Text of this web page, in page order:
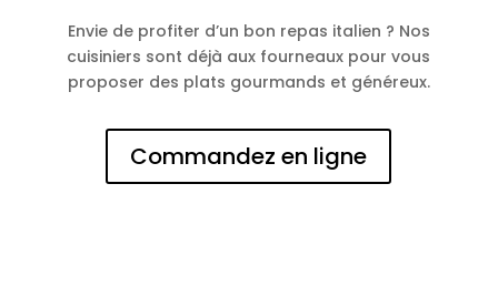
Envie de profiter d’un bon repas italien ? Nos
cuisiniers sont déjà aux fourneaux pour vous
proposer des plats gourmands et généreux.
Commandez en ligne